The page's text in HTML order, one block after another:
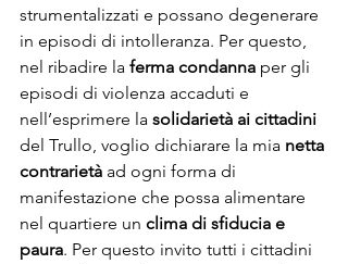
strumentalizzati e possano degenerare
in episodi di intolleranza. Per questo,
nel ribadire la ferma condanna per gli
episodi di violenza accaduti e
nell’esprimere la solidarietà ai cittadini
del Trullo, voglio dichiarare la mia netta
contrarietà ad ogni forma di
manifestazione che possa alimentare
nel quartiere un clima di sfiducia e
paura. Per questo invito tutti i cittadini